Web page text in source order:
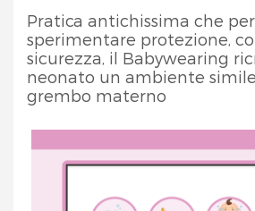
Pratica antichissima che
sperimentare protezione,
sicurezza, il Babywearing
neonato un ambiente
grembo materno